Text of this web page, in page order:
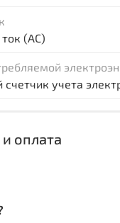
(AC)
учета
оплата